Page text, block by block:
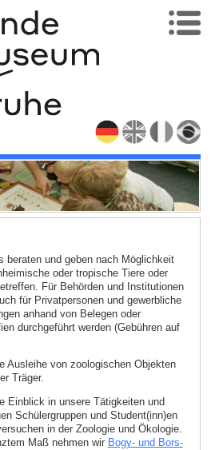
beraten und geben nach Möglichkeit
oder tropische Tiere oder
Für Behörden und Institutionen
für Privatpersonen und gewerbliche
anhand von Belegen oder
durchgeführt werden (Gebühren auf
Ausleihe von zoologischen Objekten
Träger.
Einblick in unsere Tätigkeiten und
Schülergruppen und Student(inn)en
in der Zoologie und Ökologie.
Maß nehmen wir Bogy- und Bors-